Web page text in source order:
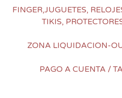
FINGER,JUGUETES,
TIKIS,
ZONA LIQUIDACION-
PAGO A CUENTA /